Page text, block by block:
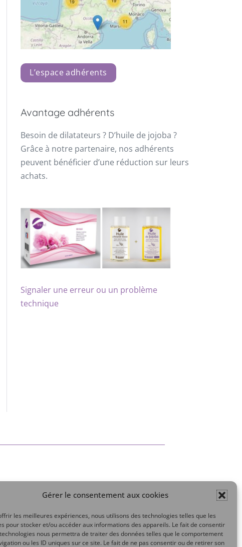
Gérer le consentement aux cookies
les meilleures expériences, nous utilisons des technologies telles que les
pour stocker et/ou accéder aux informations des appareils. Le fait de consentir
nous permettra de traiter des données telles que le comportement
ou les ID uniques sur ce site. Le fait de ne pas consentir ou de retirer son
L’espace adhérents
Avantage adhérents
Besoin de dilatateurs ? D’huile de jojoba ?
Grâce à notre partenaire, nos adhérents
peuvent bénéficier d’une réduction sur leurs
achats.
Signaler une erreur ou un problème
technique
Mon compte